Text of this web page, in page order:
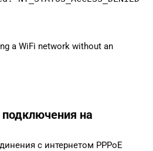
a WiFi network without an
подключения на
с интернетом PPPoE